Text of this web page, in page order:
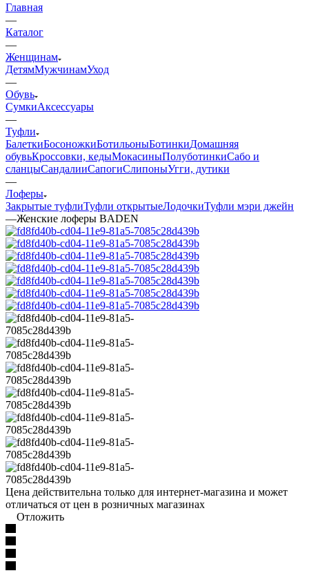
Главная
—
Каталог
—
Женщинам
ДетямМужчинамУход
—
Обувь
СумкиАксессуары
—
Туфли
БалеткиБосоножкиБотильоныБотинкиДомашняя
обувьКроссовки, кедыМокасиныПолуботинкиСабо и
сланцыСандалииСапогиСлипоныУгги, дутики
—
Лоферы
Закрытые туфлиТуфли открытыеЛодочкиТуфли мэри джейн
—Женские лоферы BADEN
Цена действительна только для интернет-магазина и может
отличаться от цен в розничных магазинах
Отложить